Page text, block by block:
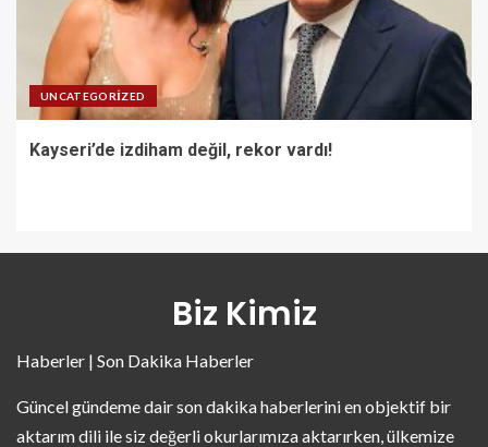
UNCATEGORIZED
Kayseri’de izdiham değil, rekor vardı!
Biz Kimiz
Haberler | Son Dakika Haberler
Güncel gündeme dair son dakika haberlerini en objektif bir
aktarım dili ile siz değerli okurlarımıza aktarırken, ülkemize